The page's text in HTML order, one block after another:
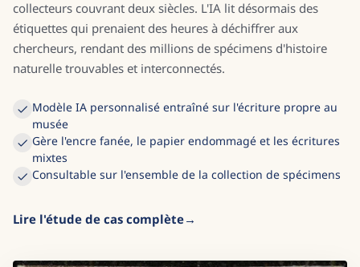
collecteurs couvrant deux siècles. L'IA lit désormais des
étiquettes qui prenaient des heures à déchiffrer aux
chercheurs, rendant des millions de spécimens d'histoire
naturelle trouvables et interconnectés.
Modèle IA personnalisé entraîné sur l'écriture propre au
musée
Gère l'encre fanée, le papier endommagé et les écritures
mixtes
Consultable sur l'ensemble de la collection de spécimens
Lire l'étude de cas complète